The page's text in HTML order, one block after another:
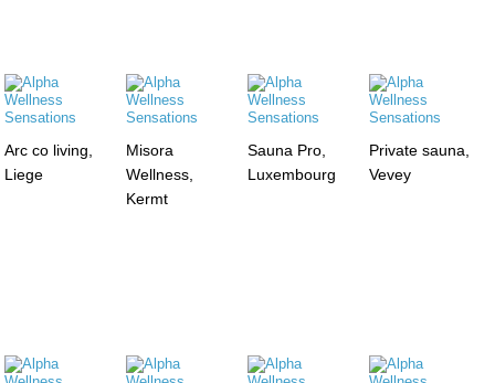
Arc co living,
Liege
Misora
Wellness,
Kermt
Sauna Pro,
Luxembourg
Private sauna,
Vevey